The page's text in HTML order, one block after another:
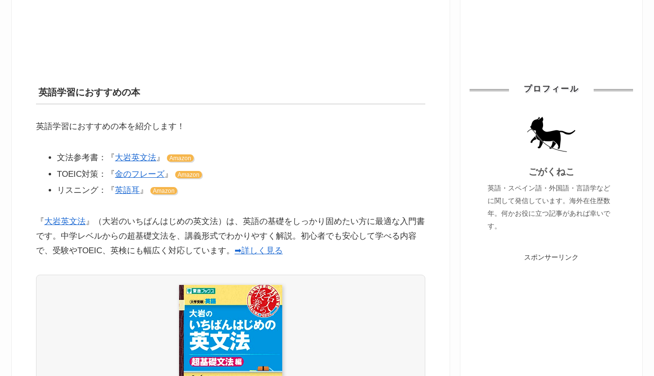
英語学習におすすめの本
英語学習におすすめの本を紹介します！
文法参考書：『 大岩英文法』 Amazon
TOEIC対策：『金のフレーズ 』 Amazon
リスニング：『英語耳』 Amazon
『 大岩英文法』（大岩のいちばんはじめの英文法）は、英語の基礎をしっかり固めたい方に最適な入門書
です。中学レベルからの超基礎文法を、講義形式でわかりやすく解説。初心者でも安心して学べる内容
で、受験やTOEIC、英検にも幅広く対応しています。 ➡詳しく見る
プロフィール
ごがくねこ
英語・スペイン語・外国語・言語学など
に関して発信しています。海外在住歴数
年。何かお役に立つ記事があれば幸いで
す。
スポンサーリンク